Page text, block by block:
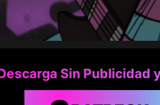
Sin Publicidad